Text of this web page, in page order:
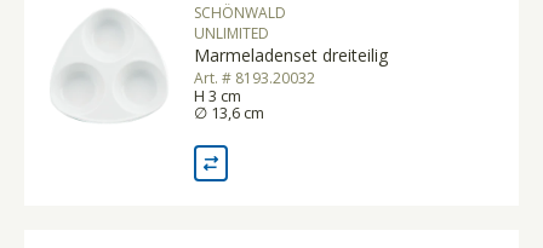
Name Z - A
SCHÖNWALD
UNLIMITED
Marmeladenset dreiteilig
Art. # 8193.20032
H 3 cm
∅ 13,6 cm